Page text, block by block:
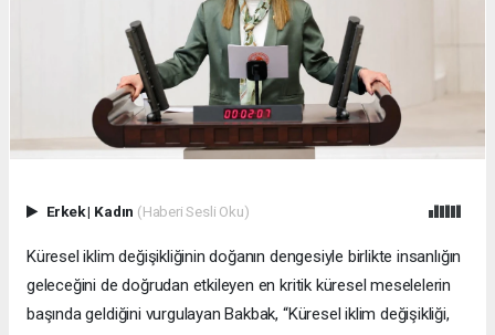
Erkek| Kadın (Haberi Sesli Oku)
Küresel iklim değişikliğinin doğanın dengesiyle birlikte insanlığın
geleceğini de doğrudan etkileyen en kritik küresel meselelerin
başında geldiğini vurgulayan Bakbak, “Küresel iklim değişikliği,